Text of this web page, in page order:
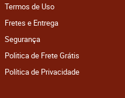
Termos de Uso
Fretes e Entrega
Segurança
Politica de Frete Grátis
Política de Privacidade